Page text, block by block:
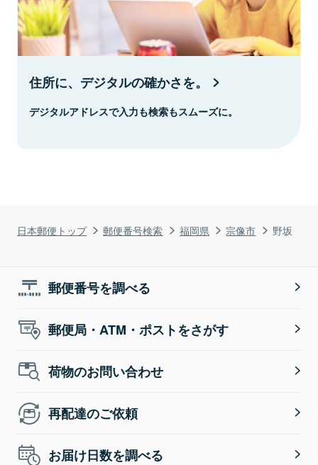
日本郵便トップ 郵便番号検索 福岡県 宗像市 野坂
住所に、デジタルの確かさを。
デジタルアドレスで入力も検索もスムーズに。
郵便番号を調べる
郵便局・ATM・ポストをさがす
荷物のお問い合わせ
再配達のご依頼
お届け日数を調べる